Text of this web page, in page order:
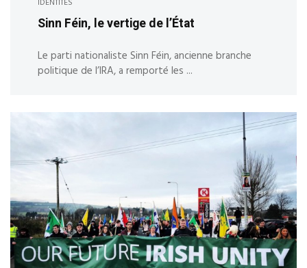
IDENTITÉS
Sinn Féin, le vertige de l’État
Le parti nationaliste Sinn Féin, ancienne branche
politique de l’IRA, a remporté les ...